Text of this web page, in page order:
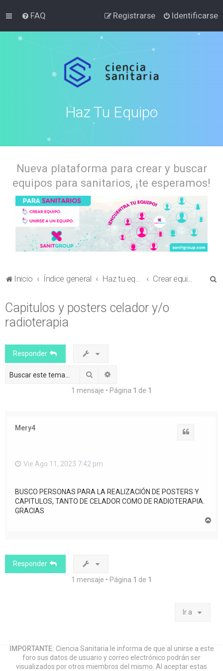
FAQ Identificarse
Registrarse
Haz Tu Equipo
Nueva plataforma para crear y buscar
equipos para sanitarios, ¡te esperamos!
Inicio Índice general Haz tu equipo Crear equipo para envío de comunicaciones al Congreso en Ciencia Sanitaria
Capitulos y posters celador y/o
radioterapia
Responder
Buscar
1 mensaje • Página 1 de 1
Mery4
Vie Ago 11, 2023 7:42 pm
BUSCO PERSONAS PARA LA REALIZACIÓN DE POSTERS Y
CAPITULOS, TANTO DE CELADOR COMO DE RADIOTERAPIA.
GRACIAS
Responder
1 mensaje • Página 1 de 1
Ir a
IMPORTANTE: Ciencia Sanitaria le informa de que al unirse a este
foro sus datos de usuario y correo electrónico podrán ser
visualizados por otros miembros del mismo. Al aceptar estas